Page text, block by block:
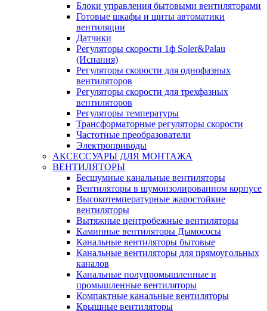
Блоки управления бытовыми вентиляторами
Готовые шкафы и щиты автоматики
вентиляции
Датчики
Регуляторы скорости 1ф Soler&Palau
(Испания)
Регуляторы скорости для однофазных
вентиляторов
Регуляторы скорости для трехфазных
вентиляторов
Регуляторы температуры
Трансформаторные регуляторы скорости
Частотные преобразователи
Электроприводы
АКСЕССУАРЫ ДЛЯ МОНТАЖА
ВЕНТИЛЯТОРЫ
Бесшумные канальные вентиляторы
Вентиляторы в шумоизолированном корпусе
Высокотемпературные жаростойкие
вентиляторы
Вытяжные центробежные вентиляторы
Каминные вентиляторы Дымососы
Канальные вентиляторы бытовые
Канальные вентиляторы для прямоугольных
каналов
Канальные полупромышленные и
промышленные вентиляторы
Компактные канальные вентиляторы
Крышные вентиляторы